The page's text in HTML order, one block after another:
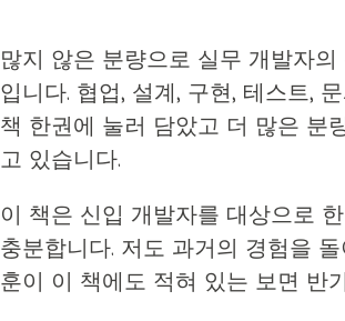
많지 않은 분량으로 실무 개발자
입니다. 협업, 설계, 구현, 테스트,
책 한권에 눌러 담았고 더 많은 분
고 있습니다.
이 책은 신입 개발자를 대상으로
충분합니다. 저도 과거의 경험을
훈이 이 책에도 적혀 있는 보면 반